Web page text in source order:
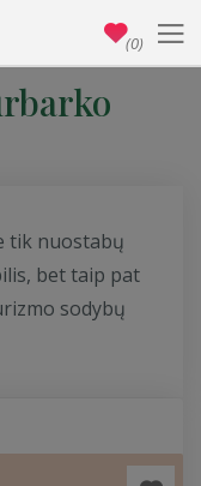
tik nuostabų
bet taip pat
sodybų
(0)